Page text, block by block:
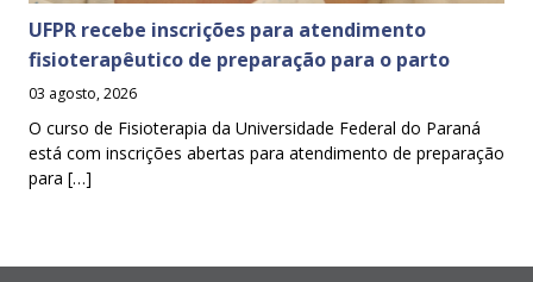
UFPR recebe inscrições para atendimento
fisioterapêutico de preparação para o parto
03 agosto, 2026
O curso de Fisioterapia da Universidade Federal do Paraná
está com inscrições abertas para atendimento de preparação
para […]